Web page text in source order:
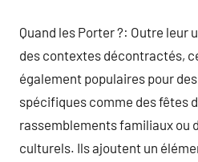
Quand les Porter ?: Outre
des contextes décontractés,
également populaires pour
spécifiques comme des fêtes
rassemblements familiaux ou
culturels. Ils ajoutent un